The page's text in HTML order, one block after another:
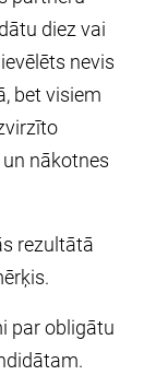
diez vai
nevis
bet visiem
nākotnes
rezultātā
par obligātu